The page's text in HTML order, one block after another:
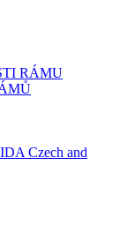
RÁMU
Czech and